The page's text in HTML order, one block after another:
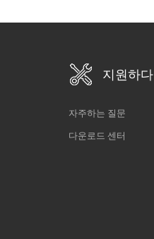
지원하다
자주하는 질문
다운로드 센터